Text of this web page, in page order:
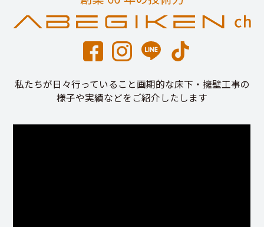
私たちが日々行っていること画期的な床下・擁壁工事の
様子や実績などをご紹介したします